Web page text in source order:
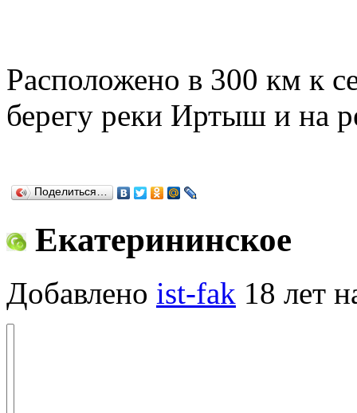
Расположено в 300 км к
берегу реки Иртыш и на
Поделиться…
Екатерининское
Добавлено ist-fak 18 лет